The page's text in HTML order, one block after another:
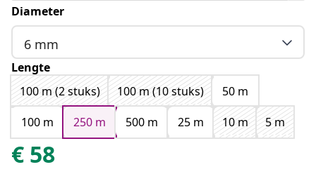
Diameter
6 mm
Lengte
100 m (2 stuks)
100 m (10 stuks)
50 m
100 m
250 m 500 m 25 m 10 m 5 m
€ 58